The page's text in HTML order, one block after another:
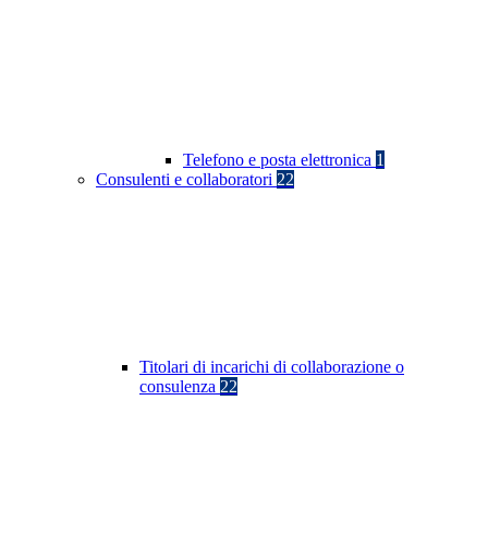
Telefono e posta elettronica 1
Consulenti e collaboratori 22
Titolari di incarichi di collaborazione o
consulenza 22